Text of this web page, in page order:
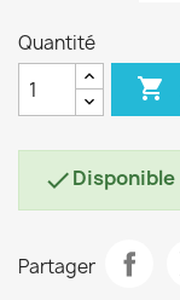
Quantité

Disponible
Partager